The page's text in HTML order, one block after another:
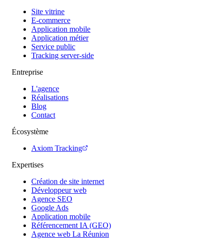
Site vitrine
E-commerce
Application mobile
Application métier
Service public
Tracking server-side
Entreprise
L'agence
Réalisations
Blog
Contact
Écosystème
Axiom Tracking
Expertises
Création de site internet
Développeur web
Agence SEO
Google Ads
Application mobile
Référencement IA (GEO)
Agence web La Réunion